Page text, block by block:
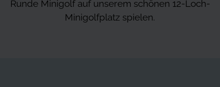
Runde Minigolf auf unserem schönen 12-Loch-
Minigolfplatz spielen.